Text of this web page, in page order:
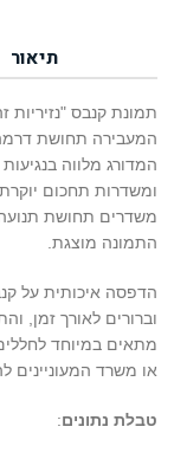
תיאור
תמונת קנבס
המעבירה תחושת
המדורג מלווה
ומשדרות תחכום
משדרים תחושת
התמונה מוצגת.
הדפסה איכותית על
וברורים לאורך זמן,
מתאים במיוחד לחללים
או משרד המעוניינים
טבלת נתונים: